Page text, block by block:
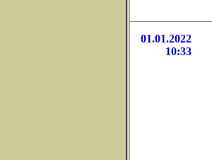
01.01.2022
10:33